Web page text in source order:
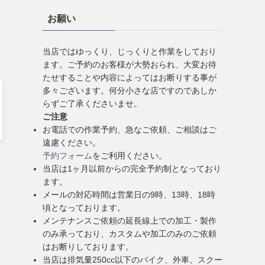
お願い
当店ではゆっくり、じっくりと作業をしており
ます。ご予約のお客様が大勢おられ、大変お待
たせすることや内容によってはお断りする事が
多々ございます。何分小さな店ですのであしか
らずご了承くださいませ。
ご注意
お電話での作業予約、急なご依頼、ご相談はご
遠慮ください。
予約フォームをご利用ください。
当店は1ヶ月以前からの完全予約制となっており
ます。
メールの対応時間は営業日の9時、13時、18時
頃となっております。
メンテナンスご依頼の延長線上での加工・製作
のみ承っており、カスタムや加工のみのご依頼
はお断りしております。
当店は排気量250cc以下のバイク、外車、スクー